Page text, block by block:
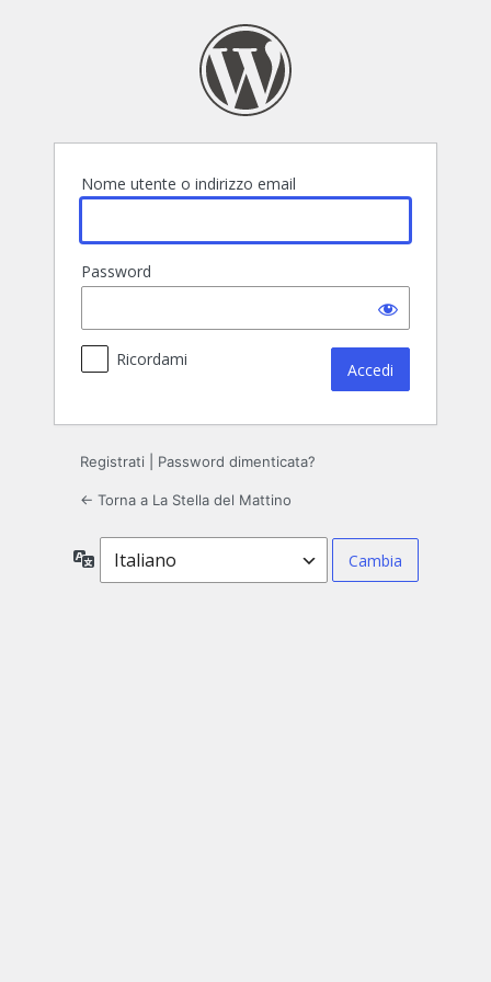
Nome utente o indirizzo email
Password
Ricordami
Registrati Password dimenticata?
← Torna a La Stella del Mattino
Lingua